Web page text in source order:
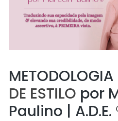
METODOLOGIA
DE ESTILO por
Paulino | A.D.E.